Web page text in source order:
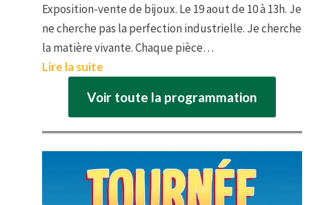
Exposition-vente de bijoux. Le 19 aout de 10 à 13h. Je
ne cherche pas la perfection industrielle. Je cherche
la matière vivante. Chaque pièce…
Lire la suite
Voir toute la programmation